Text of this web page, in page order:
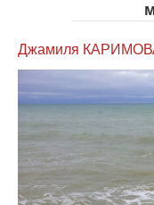
Джамиля